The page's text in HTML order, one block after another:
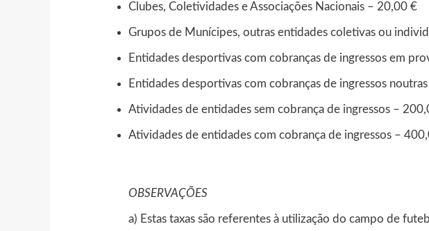
Clubes, Coletividades e Associações Nacionais – 20,00 €
Grupos de Munícipes, outras entidades coletivas ou
Entidades desportivas com cobranças de ingressos em
Entidades desportivas com cobranças de ingressos
Atividades de entidades sem cobrança de ingressos –
Atividades de entidades com cobrança de ingressos –
OBSERVAÇÕES
a) Estas taxas são referentes à utilização do campo de